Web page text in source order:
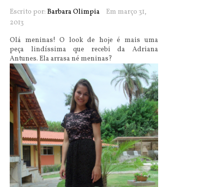
Escrito por: Barbara Olimpia
Em março 31,
2013
Olá meninas! O look de hoje é mais uma
peça lindíssima que recebi da Adriana
Antunes. Ela arrasa né meninas?